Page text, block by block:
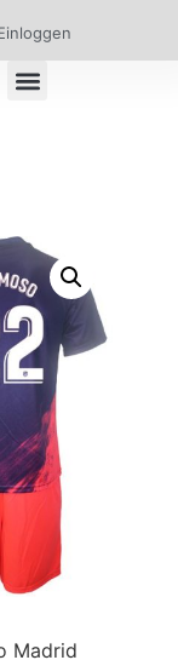
Madrid